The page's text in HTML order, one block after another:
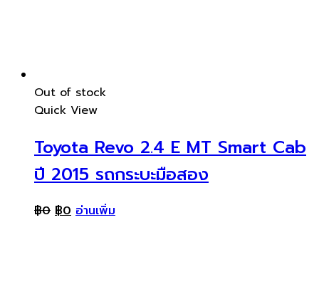
Out of stock
Quick View
Toyota Revo 2.4 E MT Smart Cab
ปี 2015 รถกระบะมือสอง
฿0 ฿0 อ่านเพิ่ม